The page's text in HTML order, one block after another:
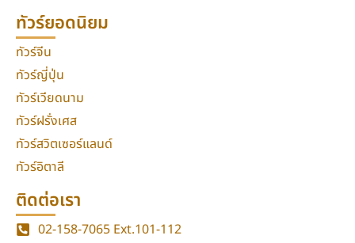
ทัวร์ยอดนิยม
ทัวร์จีน
ทัวร์ญี่ปุ่น
ทัวร์เวียดนาม
ทัวร์ฝรั่งเศส
ทัวร์สวิตเซอร์แลนด์
ทัวร์อิตาลี
ติดต่อเรา
02-158-7065Ext.101-112